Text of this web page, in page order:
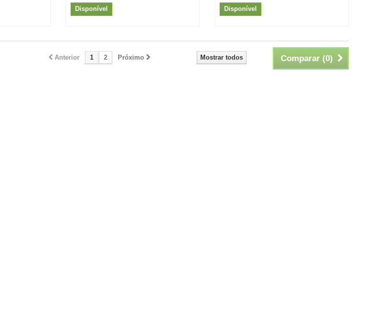
Disponível Disponível
Comparar (0)
Mostrar todos
Anterior 1 2 Próximo